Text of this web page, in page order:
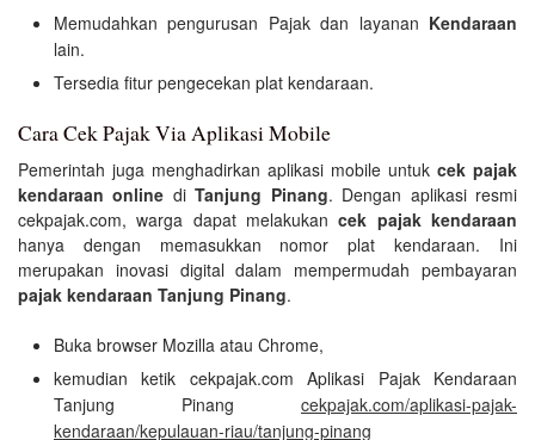
Memudahkan pengurusan Pajak dan layanan Kendaraan
lain.
Tersedia fitur pengecekan plat kendaraan.
Cara Cek Pajak Via Aplikasi Mobile
Pemerintah juga menghadirkan aplikasi mobile untuk cek pajak
kendaraan online diTanjung Pinang. Dengan aplikasi resmi
cekpajak.com, warga dapat melakukancek pajak kendaraan
hanya dengan memasukkan nomor plat kendaraan. Ini
merupakan inovasi digital dalam mempermudah pembayaran
pajak kendaraan Tanjung Pinang.
Buka browser Mozilla atau Chrome,
kemudian ketik cekpajak.com Aplikasi Pajak Kendaraan
Tanjung Pinang cekpajak.com/aplikasi-pajak-
kendaraan/kepulauan-riau/tanjung-pinang